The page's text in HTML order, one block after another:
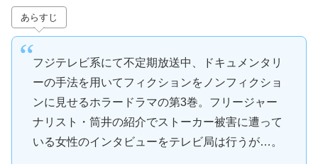
あらすじ
フジテレビ系にて不定期放送中、ドキュメンタリ
ーの手法を用いてフィクションをノンフィクショ
ンに見せるホラードラマの第3巻。フリージャー
ナリスト・筒井の紹介でストーカー被害に遭って
いる女性のインタビューをテレビ局は行うが…。